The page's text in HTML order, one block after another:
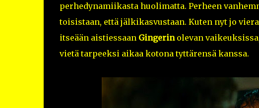
perhedynamiikasta huolimatta. Perheen
toisistaan, että jälkikasvustaan. Kuten nyt jo
itseään aistiessaan Gingerin olevan
vietä tarpeeksi aikaa kotona tyttärensä kanssa.